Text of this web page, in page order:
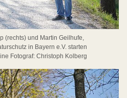
(rechts) und Martin Geilhufe,
in Bayern e.V. starten
Fotograf: Christoph Kolberg